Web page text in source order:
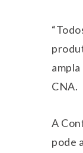
CNA.
A
pode